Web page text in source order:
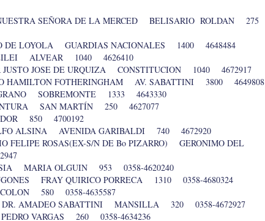
SEÑORA DE LA MERCED BELISARIO ROLDAN 275
DE LOYOLA GUARDIAS NACIONALES 1400 4648484
ALVEAR 1040 4626410
JUSTO JOSE DE URQUIZA CONSTITUCION 1040 4672917
HAMILTON FOTHERINGHAM AV. SABATTINI 3800 4649808
SOBREMONTE 1333 4643330
SAN MARTÍN 250 4627077
850 4700192
ALSINA AVENIDA GARIBALDI 740 4672920
FELIPE ROSAS(EX-S/N DE Bo PIZARRO) GERONIMO DEL
MARIA OLGUIN 953 0358-4620240
FRAY QUIRICO PORRECA 1310 0358-4680324
580 0358-4635587
DR. AMADEO SABATTINI MANSILLA 320 0358-4672927
VARGAS 260 0358-4634236